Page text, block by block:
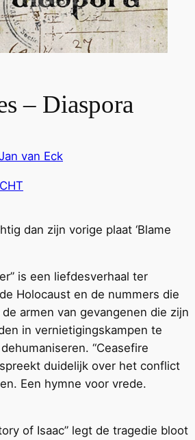
– Diaspora
van Eck
dan zijn vorige plaat ‘Blame
is een liefdesverhaal ter
Holocaust en de nummers die
armen van gevangenen die zijn
in vernietigingskampen te
“Ceasefire
duidelijk over het conflict
Een hymne voor vrede.
of Isaac” legt de tragedie bloot